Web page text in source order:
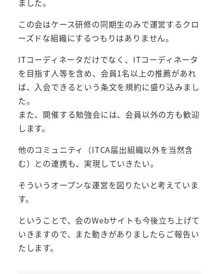
ました。
この会はケース研修の同期生のみで運営するクロ
ーズドな組織にするつもりはありません。
ITコーディネータだけでなく、ITコーディネータ
を目指す人等を含め、会員1名以上の推薦があれ
ば、入会できるという条文を規約に盛り込みまし
た。
また、開催する勉強会には、会員以外の方も歓迎
します。
他のコミュニティ（ITCA届出組織以外を当然含
む）との連携も、実現していきたい。
そういうオープンな運営を図りたいと考えていま
す。
ということで、会のWebサイトも今後立ち上げて
いきますので、また動きがありましたらご報告い
たします。